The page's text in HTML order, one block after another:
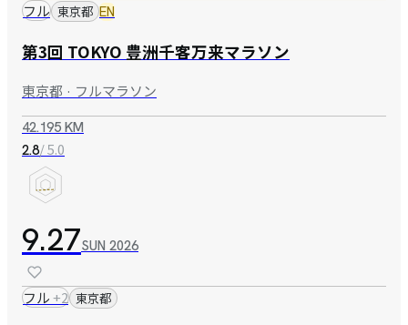
フル 東京都 EN
第3回 TOKYO 豊洲千客万来マラソン
東京都 · フルマラソン
42.195 KM
2.8/ 5.0
9.27SUN 2026
フル+2 東京都